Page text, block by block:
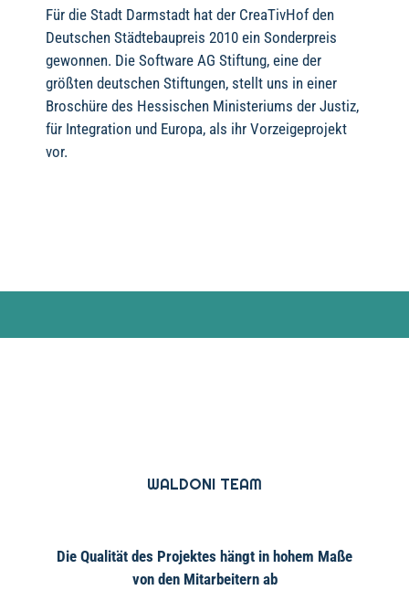
Für die Stadt Darmstadt hat der CreaTivHof den
Deutschen Städtebaupreis 2010 ein Sonderpreis
gewonnen. Die Software AG Stiftung, eine der
größten deutschen Stiftungen, stellt uns in einer
Broschüre des Hessischen Ministeriums der Justiz,
für Integration und Europa, als ihr Vorzeigeprojekt
vor.
WALDONI TEAM
Die Qualität des Projektes hängt in hohem Maße
von den Mitarbeitern ab